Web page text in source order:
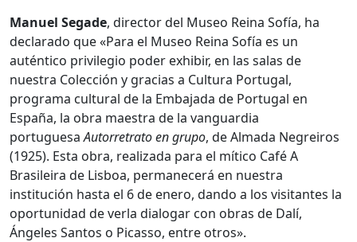
Manuel Segade, director del Museo Reina Sofía, ha
declarado que «Para el Museo Reina Sofía es un
auténtico privilegio poder exhibir, en las salas de
nuestra Colección y gracias a Cultura Portugal,
programa cultural de la Embajada de Portugal en
España, la obra maestra de la vanguardia
portuguesaAutorretrato en grupo, de Almada Negreiros
(1925). Esta obra, realizada para el mítico Café A
Brasileira de Lisboa, permanecerá en nuestra
institución hasta el 6 de enero, dando a los visitantes la
oportunidad de verla dialogar con obras de Dalí,
Ángeles Santos o Picasso, entre otros».